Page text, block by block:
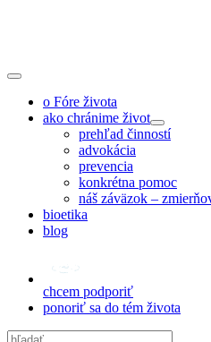
Toggle
Navigationo Fóre života
ako chránime život
prehľad činností
advokácia
prevencia
konkrétna pomoc
náš záväzok –
bioetika
blog
chcem podporiť
ponoriť sa do tém života
Hľadať: